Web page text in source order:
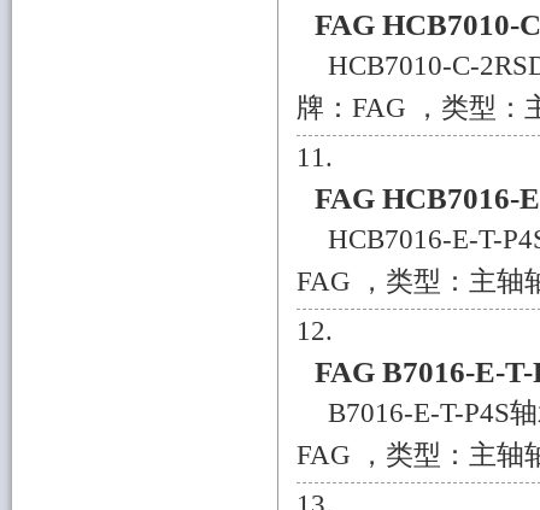
FAG HCB7010-
HCB7010-C-
牌：FAG ，类型：
FAG HCB7016-
HCB7016-E-T-
FAG ，类型：主轴
FAG B7016-E-T-
B7016-E-T-P4S
FAG ，类型：主轴